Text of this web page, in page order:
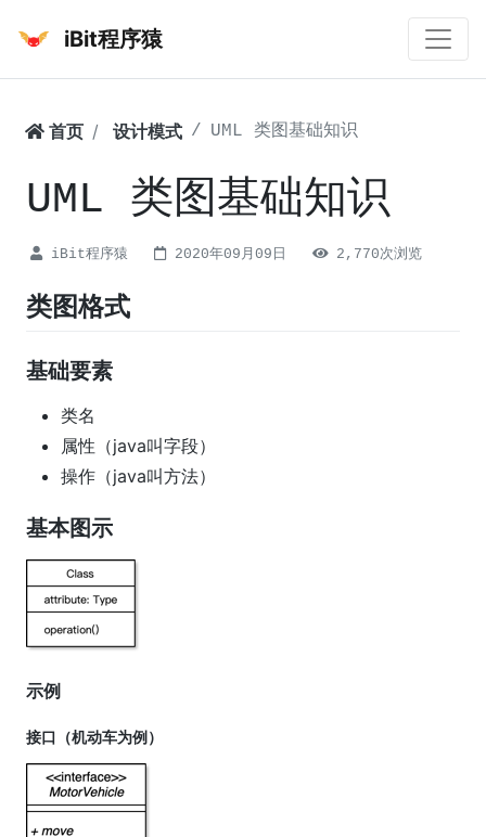
iBit程序猿
首页 设计模式 UML 类图基础知识
UML 类图基础知识
iBit程序猿 2020年09月09日 2,770次浏览
类图格式
基础要素
类名
属性（java叫字段）
操作（java叫方法）
基本图示
示例
接口（机动车为例）